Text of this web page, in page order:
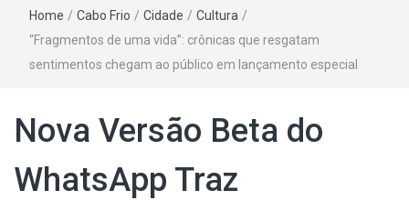
Home / Cabo Frio / Cidade / Cultura /
“Fragmentos de uma vida”: crônicas que resgatam
sentimentos chegam ao público em lançamento especial
Nova Versão Beta do
WhatsApp Traz